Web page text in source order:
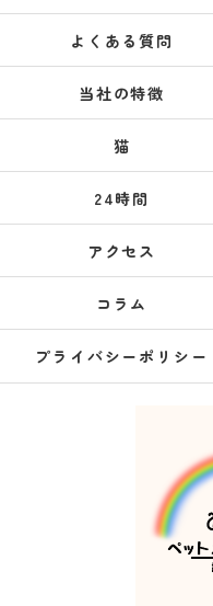
よくある質問
当社の特徴
猫
24時間
アクセス
コラム
プライバシーポリシー